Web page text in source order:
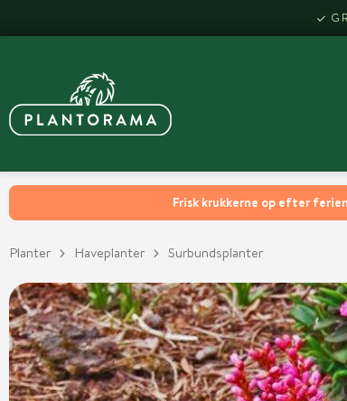
Frisk krukkerne op efter
Planter Haveplanter Surbundsplanter